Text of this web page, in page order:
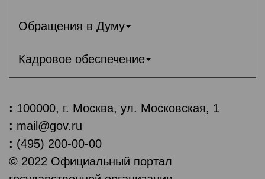
Обращения в Думу
Кадровое обеспечение
: 100000, г. Москва, ул. Московская, 1
: mail@gov.ru
: (495) 200-00-00
© 2022 Официальный портал